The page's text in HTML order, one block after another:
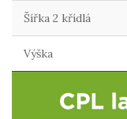
Šířka 2 křídlá
Výška